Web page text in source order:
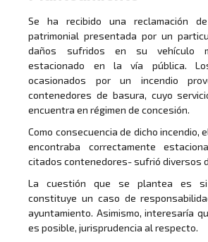
Se ha recibido una reclamación de
patrimonial presentada por un
daños sufridos en su vehículo
estacionado en la vía pública.
ocasionados por un incendio
contenedores de basura, cuyo
encuentra en régimen de concesión.
Como consecuencia de dicho incendio,
encontraba correctamente
citados contenedores- sufrió diversos
La cuestión que se plantea es
constituye un caso de
ayuntamiento. Asimismo, interesaría
es posible, jurisprudencia al respecto.